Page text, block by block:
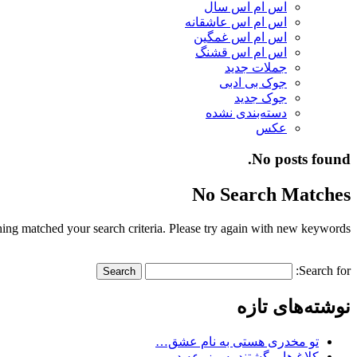
اس ام اس سال
اس ام اس عاشقانه
اس ام اس غمگین
اس ام اس قشنگ
جملات جدید
جوک بی ادبی
جوک جدید
دسته‌بندی نشده
عکس
No posts found.
No Search Matches
matched your search criteria. Please try again with new keywords.
Search for:
نوشته‌های تازه
تو مخدری هستی به نام عشق…